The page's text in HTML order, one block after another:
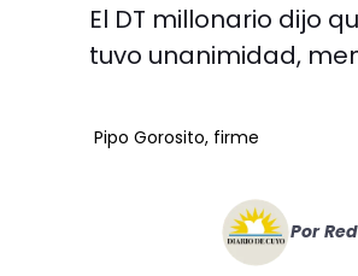
El DT millonario dijo
tuvo unanimidad,
Pipo Gorosito, firme
Por